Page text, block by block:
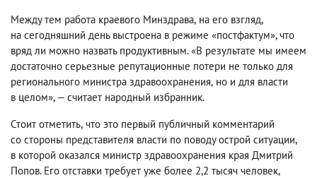
Между тем работа краевого Минздрава, на его взгляд,
на сегодняшний день выстроена в режиме «постфактум», что
вряд ли можно назвать продуктивным. «В результате мы имеем
достаточно серьезные репутационные потери не только для
регионального министра здравоохранения, но и для власти
в целом», — считает народный избранник.
Стоит отметить, что это первый публичный комментарий
со стороны представителя власти по поводу острой ситуации,
в которой оказался министр здравоохранения края Дмитрий
Попов. Его отставки требует уже более 2,2 тысяч человек,